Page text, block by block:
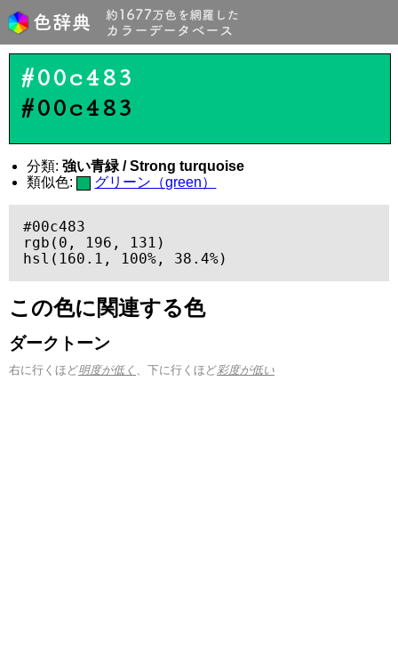
#00c483
#00c483
分類: 強い青緑 / Strong turquoise
類似色:
グリーン（green）
#00c483
rgb(0, 196, 131)
hsl(160.1, 100%, 38.4%)
この色に関連する色
ダークトーン
右に行くほど明度が低く 、下に行くほど彩度が低い